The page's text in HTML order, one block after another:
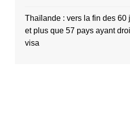
Thaïlande : vers la fin des 60
et plus que 57 pays ayant
visa